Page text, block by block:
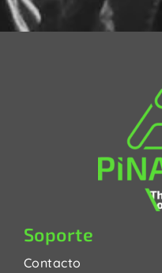
Soporte
Contacto